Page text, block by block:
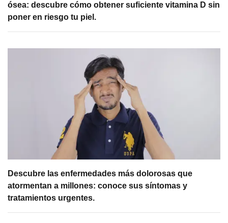
ósea: descubre cómo obtener suficiente vitamina D sin
poner en riesgo tu piel.
Descubre las enfermedades más dolorosas que
atormentan a millones: conoce sus síntomas y
tratamientos urgentes.